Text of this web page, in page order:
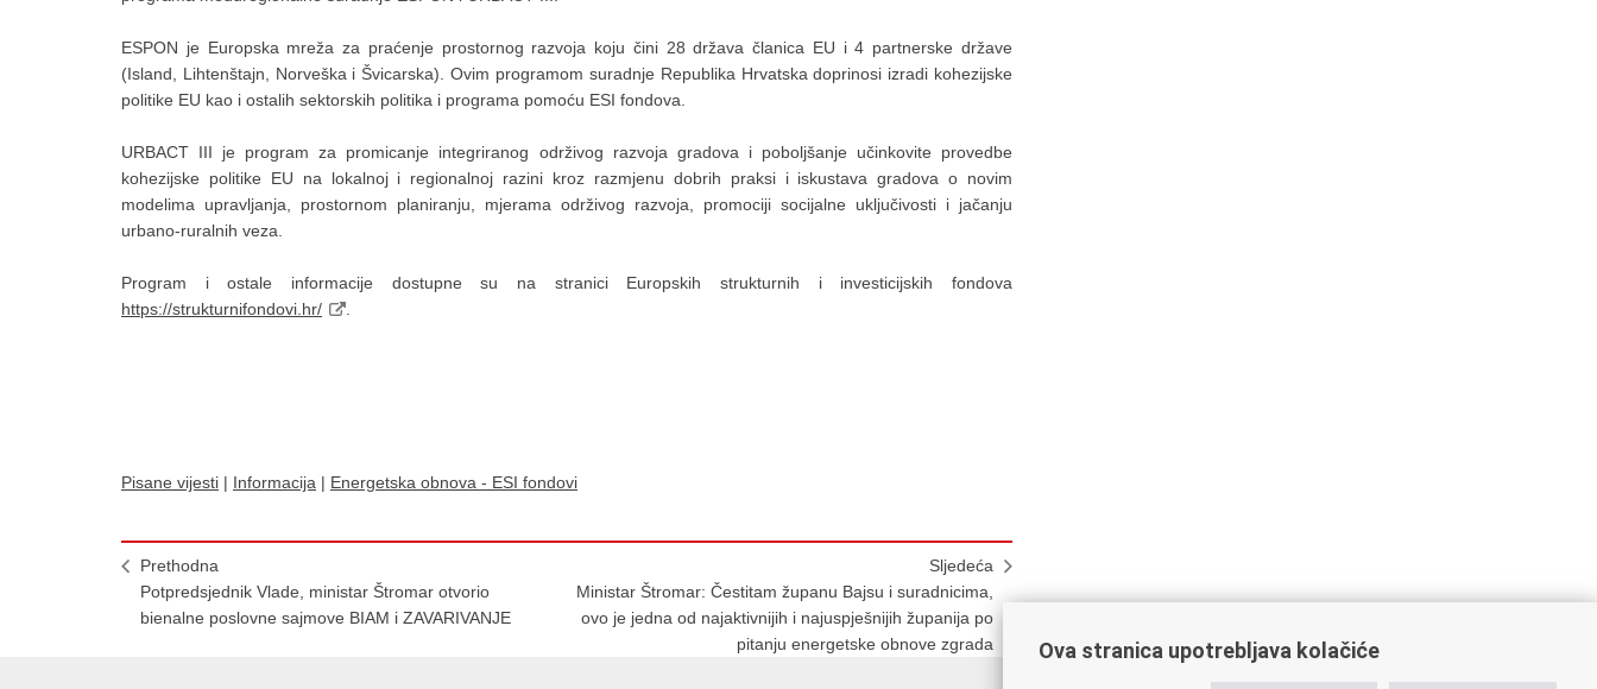
ESPON je Europska mreža za praćenje prostornog razvoja koju čini 28 država članica EU i 4 partnerske države
(Island, Lihtenštajn, Norveška i Švicarska). Ovim programom suradnje Republika Hrvatska doprinosi izradi kohezijske
politike EU kao i ostalih sektorskih politika i programa pomoću ESI fondova.
URBACT III je program za promicanje integriranog održivog razvoja gradova i poboljšanje učinkovite provedbe
kohezijske politike EU na lokalnoj i regionalnoj razini kroz razmjenu dobrih praksi i iskustava gradova o novim
modelima upravljanja, prostornom planiranju, mjerama održivog razvoja, promociji socijalne uključivosti i jačanju
urbano-ruralnih veza.
Program i ostale informacije dostupne su na stranici Europskih strukturnih i investicijskih fondova
https://strukturnifondovi.hr/
Pisane vijesti | Informacija | Energetska obnova - ESI fondovi
Prethodna
Potpredsjednik Vlade, ministar Štromar otvorio
bienalne poslovne sajmove BIAM i ZAVARIVANJE
Sljedeća
Ministar Štromar: Čestitam županu Bajsu i suradnicima,
ovo je jedna od najaktivnijih i najuspješnijih županija po
pitanju energetske obnove zgrada
Ova stranica upotrebljava kolačiće